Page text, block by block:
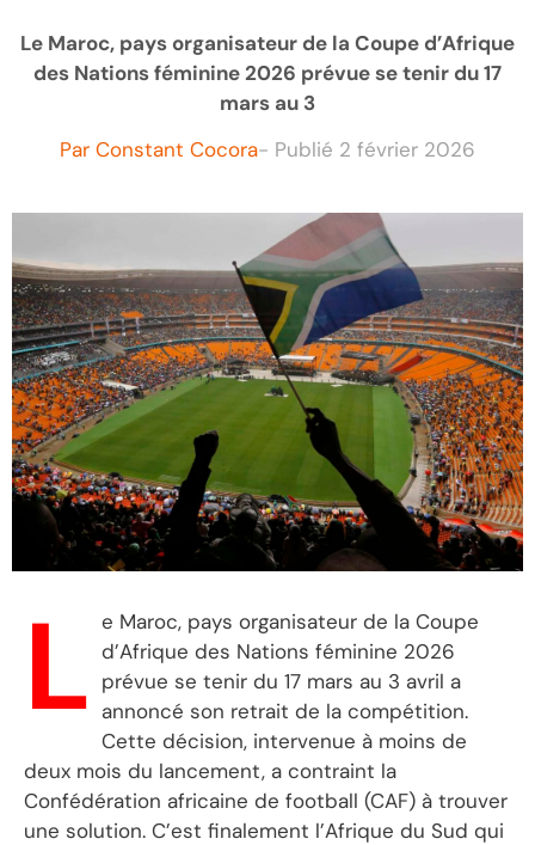
Le Maroc, pays organisateur de la Coupe d’Afrique
des Nations féminine 2026 prévue se tenir du 17
mars au 3
Par Constant Cocora- Publié 2 février 2026
L e Maroc, pays organisateur de la Coupe
d’Afrique des Nations féminine 2026
prévue se tenir du 17 mars au 3 avril a
annoncé son retrait de la compétition.
Cette décision, intervenue à moins de
deux mois du lancement, a contraint la
Confédération africaine de football (CAF) à trouver
une solution. C’est finalement l’Afrique du Sud qui